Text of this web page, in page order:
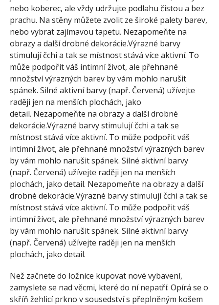
nebo koberec, ale vždy udržujte podlahu čistou a bez
prachu. Na stěny můžete zvolit ze široké palety barev,
nebo vybrat zajímavou tapetu. Nezapomeňte na
obrazy a další drobné dekorácie.Výrazné barvy
stimulují čchi a tak se místnost stává více aktivní. To
může podpořit váš intimní život, ale přehnané
množství výrazných barev by vám mohlo narušit
spánek. Silné aktivní barvy (např. Červená) užívejte
raději jen na menších plochách, jako
detail. Nezapomeňte na obrazy a další drobné
dekorácie.Výrazné barvy stimulují čchi a tak se
místnost stává více aktivní. To může podpořit váš
intimní život, ale přehnané množství výrazných barev
by vám mohlo narušit spánek. Silné aktivní barvy
(např. Červená) užívejte raději jen na menších
plochách, jako detail. Nezapomeňte na obrazy a další
drobné dekorácie.Výrazné barvy stimulují čchi a tak se
místnost stává více aktivní. To může podpořit váš
intimní život, ale přehnané množství výrazných barev
by vám mohlo narušit spánek. Silné aktivní barvy
(např. Červená) užívejte raději jen na menších
plochách, jako detail.
Než začnete do ložnice kupovat nové vybavení,
zamyslete se nad věcmi, které do ní nepatří: Opírá se o
skříň žehlicí prkno v sousedství s přeplněným košem